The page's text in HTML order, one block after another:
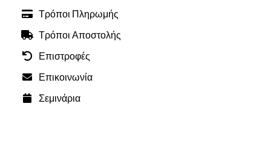
Τρόποι Πληρωμής
Τρόποι Αποστολής
Επιστροφές
Επικοινωνία
Σεμινάρια